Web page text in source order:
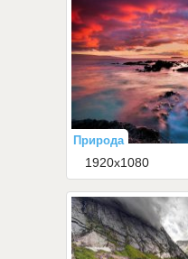
Природа
1920x1080